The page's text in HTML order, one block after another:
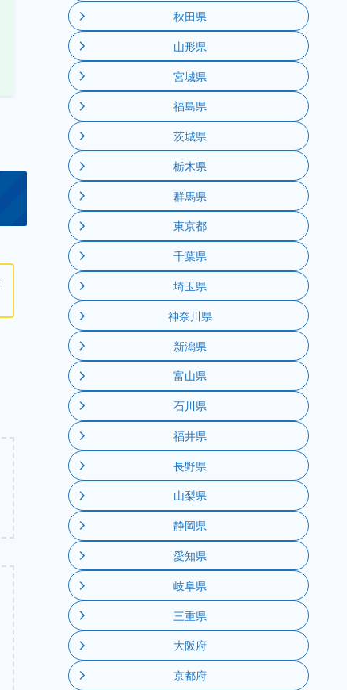
秋田県
山形県
宮城県
福島県
茨城県
栃木県
群馬県
東京都
千葉県
埼玉県
神奈川県
新潟県
富山県
石川県
福井県
長野県
山梨県
静岡県
愛知県
岐阜県
三重県
大阪府
京都府